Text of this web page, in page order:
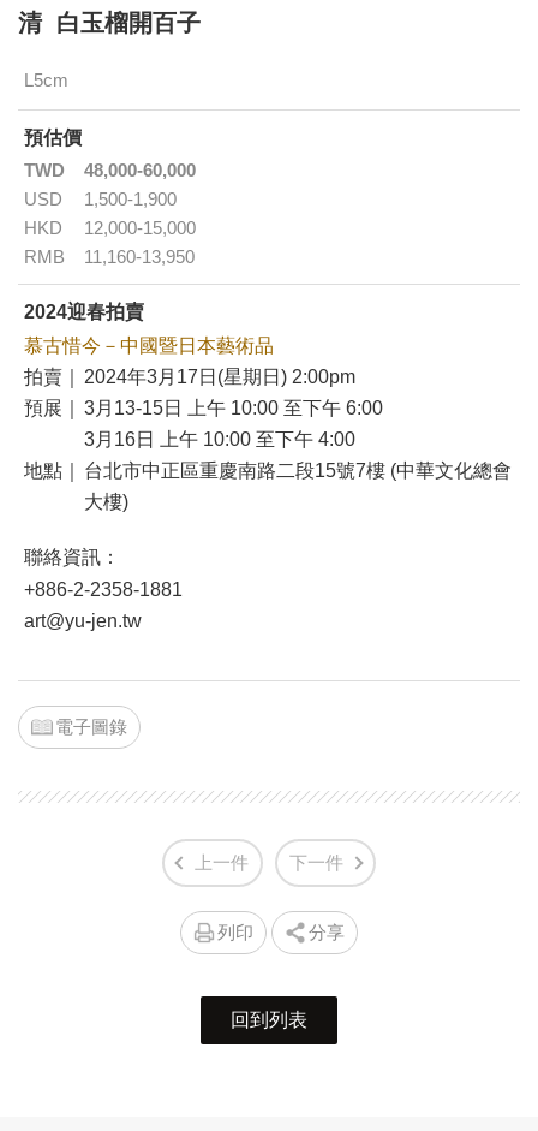
清 白玉榴開百子
L5cm
預估價
TWD
48,000-60,000
USD
1,500-1,900
HKD
12,000-15,000
RMB
11,160-13,950
2024迎春拍賣
慕古惜今－中國暨日本藝術品
拍賣｜
2024年3月17日(星期日) 2:00pm
預展｜
3月13-15日 上午 10:00 至下午 6:00
3月16日 上午 10:00 至下午 4:00
地點｜
台北市中正區重慶南路二段15號7樓 (中華文化總會
大樓)
聯絡資訊：
+886-2-2358-1881
art@yu-jen.tw
電子圖錄
上一件 下一件
列印 分享
回到列表